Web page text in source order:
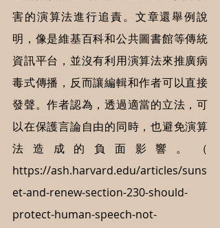
害的演算法進行追責。文章還舉例說
明，像是維基百科和公共圖書館等傳統
資訊平台，並沒有利用演算法來推廣病
毒式傳播，反而讓編輯和作者可以直接
發聲。作者認為，透過適當的立法，可
以在保護言論自由的同時，也避免演算
https://ash.harvard.edu/articles/suns
et-and-renew-section-230-should-
protect-human-speech-not-